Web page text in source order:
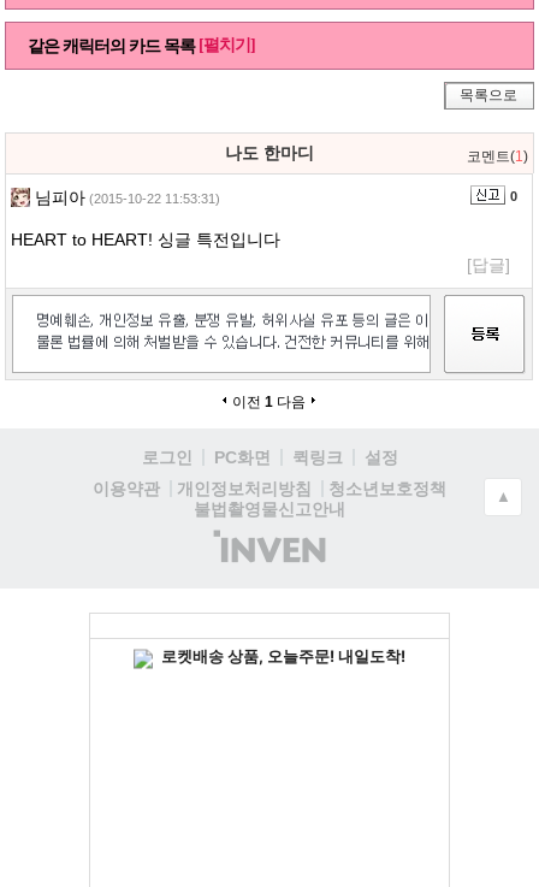
같은 캐릭터의 카드 목록 [펼치기]
목록으로
나도 한마디 코멘트(1 )
님피아 (2015-10-22 11:53:31) 0
HEART to HEART! 싱글 특전입니다
[답글]
이전 1 다음
로그인 PC화면 퀵링크
설정
이용약관
개인정보처리방침
청소년보호정책
불법촬영물신고안내
(주)
인
▲